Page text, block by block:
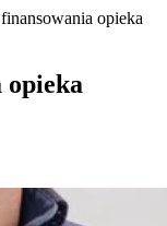
opieka
opieka